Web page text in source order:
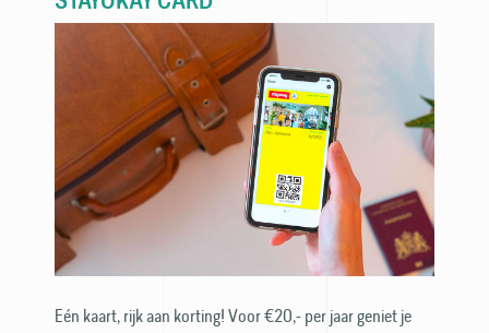
Eén kaart, rijk aan korting! Voor €20,- per jaar geniet je